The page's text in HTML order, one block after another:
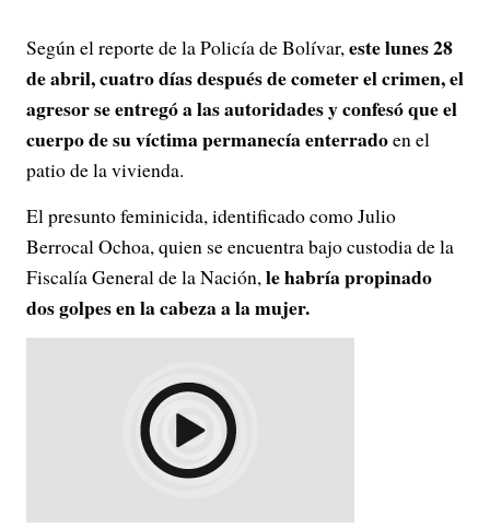
Según el reporte de la Policía de Bolívar,este lunes 28
de abril, cuatro días después de cometer el crimen, el
agresor se entregó a las autoridades y confesó que el
cuerpo de su víctima permanecía enterradoen el
patio de la vivienda.
El presunto feminicida, identificado como Julio
Berrocal Ochoa, quien se encuentra bajo custodia de la
Fiscalía General de la Nación,le habría propinado
dos golpes en la cabeza a la mujer.